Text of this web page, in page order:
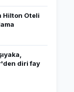
Hilton Oteli
diri fay